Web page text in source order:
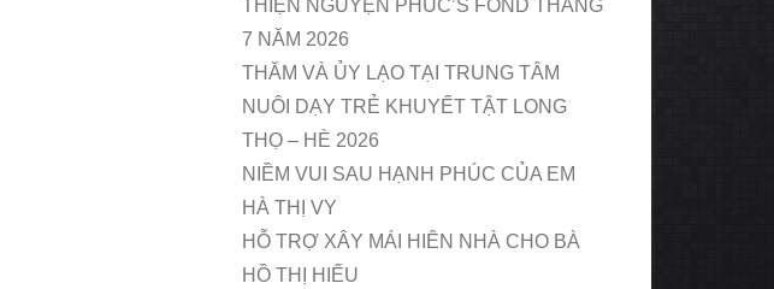
THIỆN NGUYỆN PHUC’S FOND THÁNG
7 NĂM 2026
THĂM VÀ ỦY LẠO TẠI TRUNG TÂM
NUÔI DẠY TRẺ KHUYẾT TẬT LONG
THỌ – HÈ 2026
NIỀM VUI SAU HẠNH PHÚC CỦA EM
HÀ THỊ VY
HỖ TRỢ XÂY MÁI HIÊN NHÀ CHO BÀ
HỒ THỊ HIẾU